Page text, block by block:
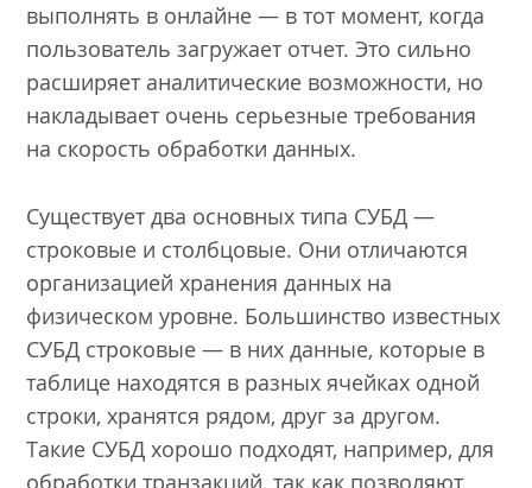
выполнять в онлайне — в тот момент, когда
пользователь загружает отчет. Это сильно
расширяет аналитические возможности, но
накладывает очень серьезные требования
на скорость обработки данных.
Существует два основных типа СУБД —
строковые и столбцовые. Они отличаются
организацией хранения данных на
физическом уровне. Большинство известных
СУБД строковые — в них данные, которые в
таблице находятся в разных ячейках одной
строки, хранятся рядом, друг за другом.
Такие СУБД хорошо подходят, например, для